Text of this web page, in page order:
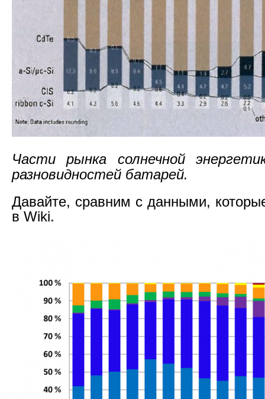
Части рынка солнечной
разновидностей батарей.
Давайте, сравним с данными,
в Wiki.